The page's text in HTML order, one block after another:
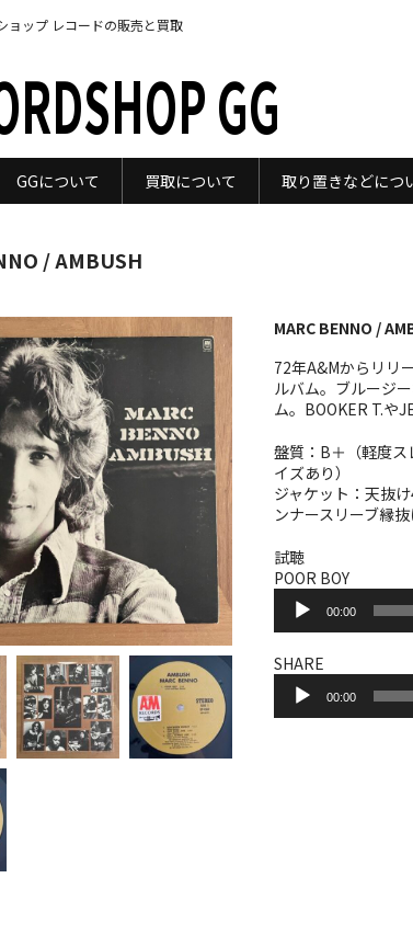
ョップ レコードの販売と買取
GG
GGについて 買取について 取り置きなどにつ
/ AMBUSH
MARC BENNO /
72年A&Mからリリ
ルバム。ブルージ
ム。BOOKER T.や
盤質：B＋（軽度ス
イズあり）
ジャケット：天抜
ンナースリーブ縁抜
試聴
POOR BOY
プ
レ
ー
ー
00:00
SHARE
プ
00:00